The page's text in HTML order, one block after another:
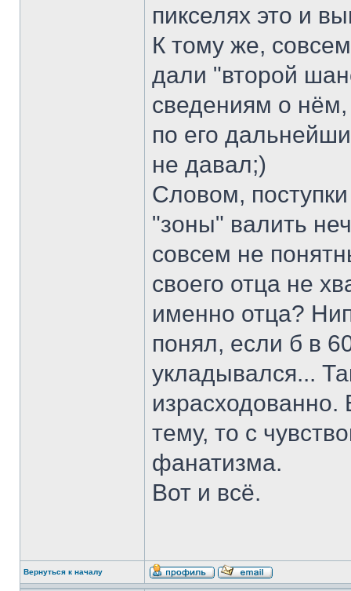
пикселях это и
К тому же,
дали "второй
сведениям о нём,
по его
не давал;)
Словом,
"зоны" валить
совсем не
своего отца не
именно отца?
понял, если б в
укладывался...
израсходованно.
тему, то с
фанатизма.
Вот и всё.
Вернуться к началу